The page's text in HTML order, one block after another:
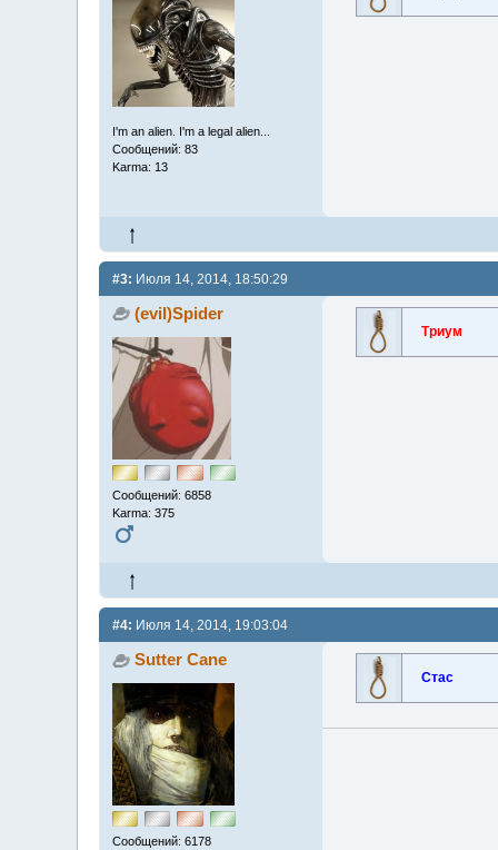
I'm an alien. I'm a legal alien...
Сообщений: 83
Karma: 13
#3: Июля 14, 2014, 18:50:29
(evil)Spider
Сообщений: 6858
Karma: 375
Триум
#4: Июля 14, 2014, 19:03:04
Sutter Cane
Сообщений: 6178
Стас